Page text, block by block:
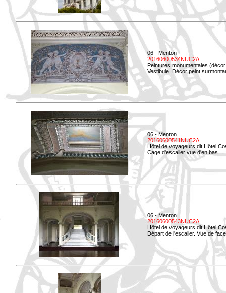
06 - Menton
20160600534NUC2A
Peintures monumentales
Vestibule. Décor peint
06 - Menton
20160600541NUC2A
Hôtel de voyageurs dit Hôtel
Cage d'escalier vue d'en bas.
06 - Menton
20160600543NUC2A
Hôtel de voyageurs dit Hôtel
Départ de l'escalier. Vue de